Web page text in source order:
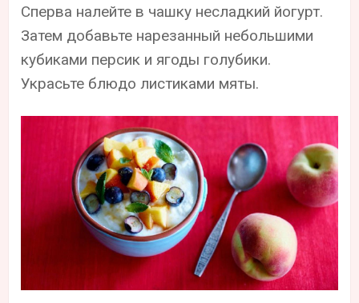
Сперва налейте в чашку несладкий йогурт.
Затем добавьте нарезанный небольшими
кубиками персик и ягоды голубики.
Украсьте блюдо листиками мяты.